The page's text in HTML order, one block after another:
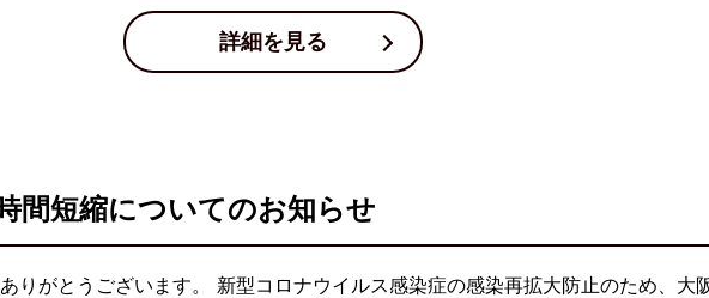
詳細を見る
間短縮についてのお知らせ
りがとうございます。 新型コロナウイルス感染症の感染再拡大防止のため、大